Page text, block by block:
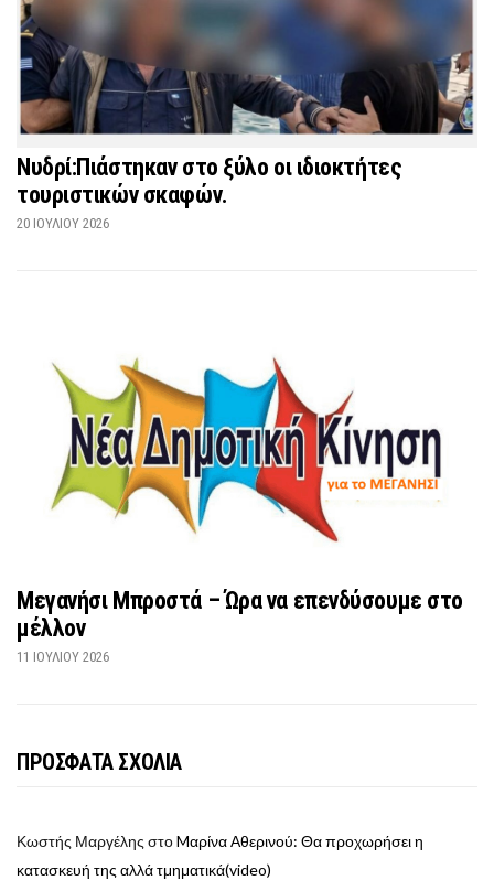
Νυδρί:Πιάστηκαν στο ξύλο οι ιδιοκτήτες
τουριστικών σκαφών.
20 ΙΟΥΛΊΟΥ 2026
Μεγανήσι Μπροστά – Ώρα να επενδύσουμε στο
μέλλον
11 ΙΟΥΛΊΟΥ 2026
ΠΡΟΣΦΑΤΑ ΣΧΟΛΙΑ
Κωστής Μαργέλης στοMαρίνα Αθερινού: Θα προχωρήσει η
κατασκευή της αλλά τμηματικά(video)